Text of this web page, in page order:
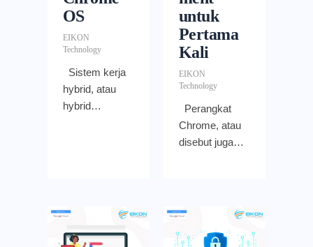
OS
EIKON
Technology
Sistem kerja
hybrid, atau
hybrid
belahan dunia.
untuk
Pertama
Kali
EIKON
Technology
Perangkat
Chrome, atau
disebut juga
banyak
untuk para